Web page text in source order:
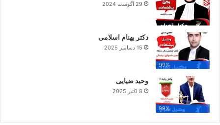
29 آگوست 2024
99%
دکتر بهنام اسلامی
15 دسامبر 2025
99%
وحید ضیایی
8 اکتبر 2025